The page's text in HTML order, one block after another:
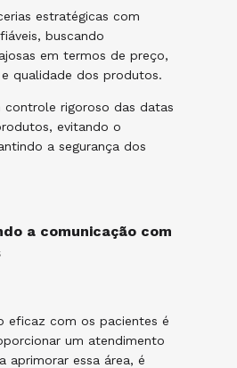
estratégicas com
buscando
em termos de preço,
qualidade dos produtos.
controle rigoroso das datas
evitando o
a segurança dos
a comunicação com
eficaz com os pacientes é
um atendimento
aprimorar essa área, é